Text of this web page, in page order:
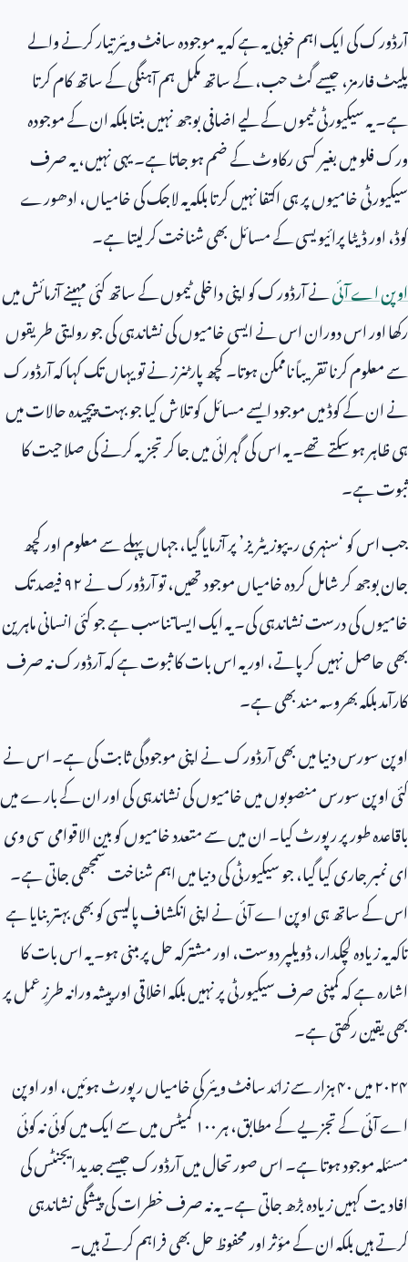
آرڈورک کی ایک اہم خوبی یہ ہے کہ یہ موجودہ سافٹ ویئر تیار کرنے والے
پلیٹ فارمز، جیسے گٹ حب، کے ساتھ مکمل ہم آہنگی کے ساتھ کام کرتا
ہے۔ یہ سیکیورٹی ٹیموں کے لیے اضافی بوجھ نہیں بنتا بلکہ ان کے موجودہ
ورک فلو میں بغیر کسی رکاوٹ کے ضم ہو جاتا ہے۔ یہی نہیں، یہ صرف
سیکیورٹی خامیوں پر ہی اکتفا نہیں کرتا بلکہ یہ لاجک کی خامیاں، ادھورے
کوڈ، اور ڈیٹا پرائیویسی کے مسائل بھی شناخت کر لیتا ہے۔
اوپن اے آئینے آرڈورک کو اپنی داخلی ٹیموں کے ساتھ کئی مہینے آزمائش میں
رکھا اور اس دوران اس نے ایسی خامیوں کی نشاندہی کی جو روایتی طریقوں
سے معلوم کرنا تقریباً ناممکن ہوتا۔ کچھ پارٹنرز نے تو یہاں تک کہا کہ آرڈورک
نے ان کے کوڈ میں موجود ایسے مسائل کو تلاش کیا جو بہت پیچیدہ حالات میں
ہی ظاہر ہو سکتے تھے۔ یہ اس کی گہرائی میں جا کر تجزیہ کرنے کی صلاحیت کا
ثبوت ہے۔
جب اس کو ‘سنہری ریپوزیٹریز’ پر آزمایا گیا، جہاں پہلے سے معلوم اور کچھ
جان بوجھ کر شامل کردہ خامیاں موجود تھیں، تو آرڈورک نے ۹۲ فیصد تک
خامیوں کی درست نشاندہی کی۔ یہ ایک ایسا تناسب ہے جو کئی انسانی ماہرین
بھی حاصل نہیں کر پاتے، اور یہ اس بات کا ثبوت ہے کہ آرڈورک نہ صرف
کارآمد بلکہ بھروسہ مند بھی ہے۔
اوپن سورس دنیا میں بھی آرڈورک نے اپنی موجودگی ثابت کی ہے۔ اس نے
کئی اوپن سورس منصوبوں میں خامیوں کی نشاندہی کی اور ان کے بارے میں
باقاعدہ طور پر رپورٹ کیا۔ ان میں سے متعدد خامیوں کو بین الاقوامی سی وی
ای نمبر جاری کیا گیا، جو سیکیورٹی کی دنیا میں اہم شناخت سمجھی جاتی ہے۔
اس کے ساتھ ہی اوپن اے آئی نے اپنی انکشاف پالیسی کو بھی بہتر بنایا ہے
تاکہ یہ زیادہ لچکدار، ڈویلپر دوست، اور مشترکہ حل پر مبنی ہو۔ یہ اس بات کا
اشارہ ہے کہ کمپنی صرف سیکیورٹی پر نہیں بلکہ اخلاقی اور پیشہ ورانہ طرزِ عمل پر
بھی یقین رکھتی ہے۔
۲۰۲۴ میں ۴۰ ہزار سے زائد سافٹ ویئر کی خامیاں رپورٹ ہوئیں، اور اوپن
اے آئی کے تجزیے کے مطابق، ہر ۱۰۰ کمیٹس میں سے ایک میں کوئی نہ کوئی
مسئلہ موجود ہوتا ہے۔ اس صورتحال میں آرڈورک جیسے جدید ایجنٹس کی
افادیت کہیں زیادہ بڑھ جاتی ہے۔ یہ نہ صرف خطرات کی پیشگی نشاندہی
کرتے ہیں بلکہ ان کے مؤثر اور محفوظ حل بھی فراہم کرتے ہیں۔